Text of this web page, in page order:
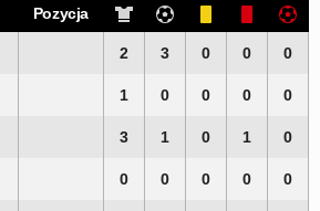
Pozycja
2 3 0 0 0
1 0 0 0 0
3 1 0 1 0
0 0 0 0 0